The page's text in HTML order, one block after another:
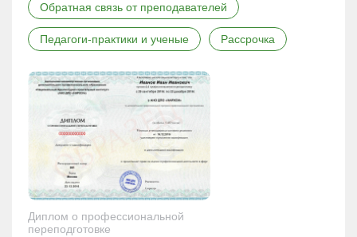
Обратная связь от преподавателей
Педагоги-практики и ученые Рассрочка
Диплом о профессиональной
переподготовке